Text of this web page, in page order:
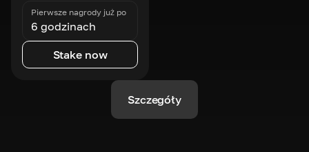
Pierwsze nagrody już po
6 godzinach
Stake now
Szczegóły